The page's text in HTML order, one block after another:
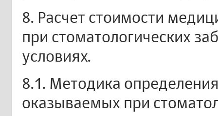
8. Расчет стоимости
при стоматологических
условиях.
8.1. Методика
оказываемых при